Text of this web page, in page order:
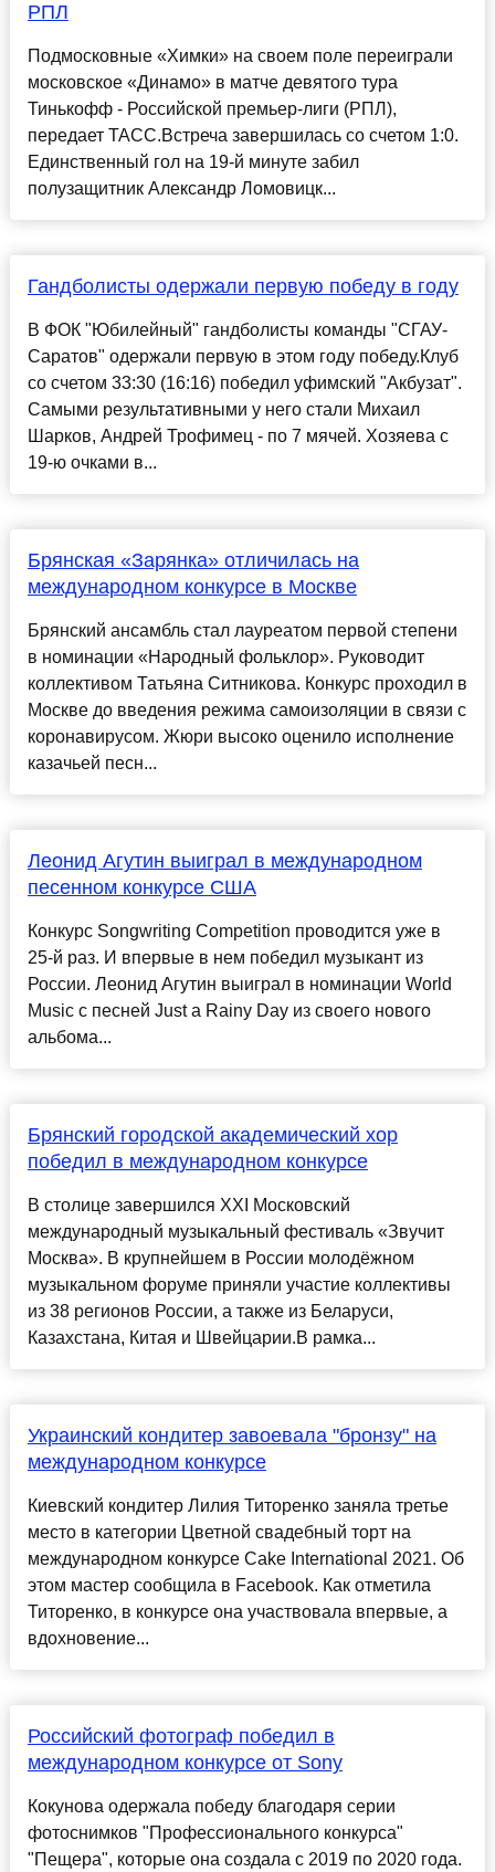
РПЛ
Подмосковные «Химки» на своем поле переиграли
московское «‎Динамо» в матче девятого тура
Тинькофф - Российской премьер-лиги (РПЛ),
передает ТАСС.Встреча завершилась со счетом 1:0.
Единственный гол на 19-й минуте забил
полузащитник Александр Ломовицк...
Гандболисты одержали первую победу в году
В ФОК "Юбилейный" гандболисты команды "СГАУ-
Саратов" одержали первую в этом году победу.Клуб
со счетом 33:30 (16:16) победил уфимский "Акбузат".
Самыми результативными у него стали Михаил
Шарков, Андрей Трофимец - по 7 мячей. Хозяева с
19-ю очками в...
Брянская «Зарянка» отличилась на
международном конкурсе в Москве
Брянский ансамбль стал лауреатом первой степени
в номинации «Народный фольклор». Руководит
коллективом Татьяна Ситникова. Конкурс проходил в
Москве до введения режима самоизоляции в связи с
коронавирусом. Жюри высоко оценило исполнение
казачьей песн...
Леонид Агутин выиграл в международном
песенном конкурсе США
Конкурс Songwriting Competition проводится уже в
25-й раз. И впервые в нем победил музыкант из
России. Леонид Агутин выиграл в номинации World
Music с песней Just a Rainy Day из своего нового
альбома...
Брянский городской академический хор
победил в международном конкурсе
В столице завершился XXI Московский
международный музыкальный фестиваль «Звучит
Москва». В крупнейшем в России молодёжном
музыкальном форуме приняли участие коллективы
из 38 регионов России, а также из Беларуси,
Казахстана, Китая и Швейцарии.В рамка...
Украинский кондитер завоевала "бронзу" на
международном конкурсе
Киевский кондитер Лилия Титоренко заняла третье
место в категории Цветной свадебный торт на
международном конкурсе Cake International 2021. Об
этом мастер сообщила в Facebook. Как отметила
Титоренко, в конкурсе она участвовала впервые, а
вдохновение...
Российский фотограф победил в
международном конкурсе от Sony
Кокунова одержала победу благодаря серии
фотоснимков "Профессионального конкурса"
"Пещера", которые она создала с 2019 по 2020 года.